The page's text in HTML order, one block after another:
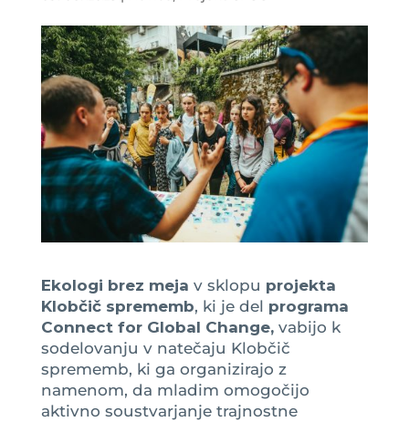
Ekologi brez meja v sklopu projekta
Klobčič sprememb, ki je del programa
Connect for Global Change,vabijo k
sodelovanju v natečaju Klobčič
sprememb, ki ga organizirajo z
namenom, da mladim omogočijo
aktivno soustvarjanje trajnostne